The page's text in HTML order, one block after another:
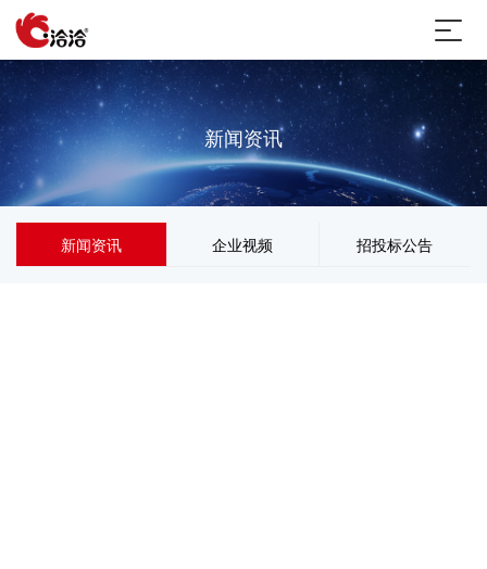
新闻资讯
新闻资讯 企业视频 招投标公告